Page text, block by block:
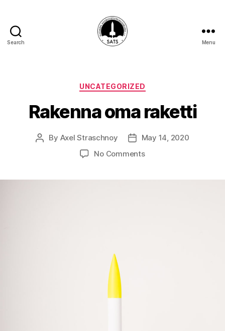
Search Menu
Categories
UNCATEGORIZED
Rakenna oma raketti
Post
By Axel Straschnoy
PostMay 14, 2020
No Commentson